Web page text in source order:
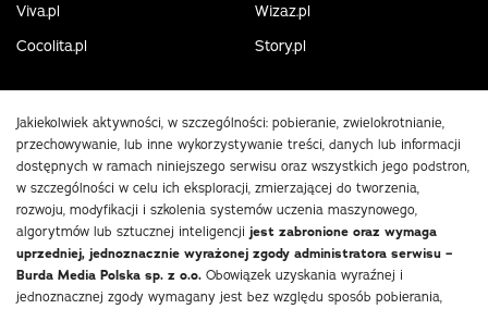
Viva.pl
Wizaz.pl
Cocolita.pl
Story.pl
Jakiekolwiek aktywności, w szczególności: pobieranie, zwielokrotnianie,
przechowywanie, lub inne wykorzystywanie treści, danych lub informacji
dostępnych w ramach niniejszego serwisu oraz wszystkich jego podstron,
w szczególności w celu ich eksploracji, zmierzającej do tworzenia,
rozwoju, modyfikacji i szkolenia systemów uczenia maszynowego,
algorytmów lub sztucznej inteligencji jest zabronione oraz wymaga
uprzedniej, jednoznacznie wyrażonej zgody administratora serwisu –
Burda Media Polska sp. z o.o. Obowiązek uzyskania wyraźnej i
jednoznacznej zgody wymagany jest bez względu sposób pobierania,